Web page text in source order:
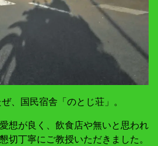
、国民宿舎「のとじ荘」。
想が良く、飲食店や無いと思われ
切丁寧にご教授いただきました。